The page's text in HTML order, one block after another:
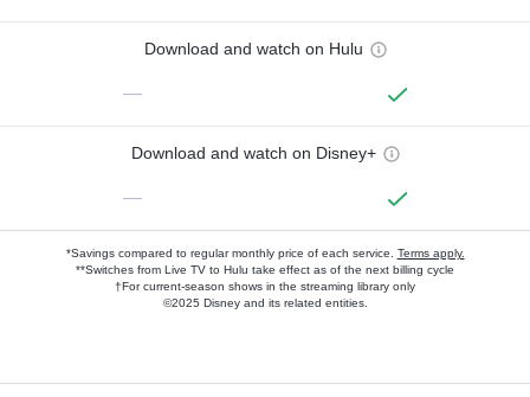
Download and watch on Hulu
—
Download and watch on Disney+
—
*Savings compared to regular monthly price of each service. Terms apply.
**Switches from Live TV to Hulu take effect as of the next billing cycle
†For current-season shows in the streaming library only
©2025 Disney and its related entities.